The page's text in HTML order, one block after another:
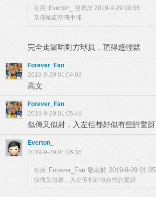
引用: Everton_ 發表於 2019-9-29 00:56
又係輸高空傳中球
完全走漏哂對方球員，頂得超輕鬆
Forever_Fan
2019-9-29 01:04:03
高文
Forever_Fan
2019-9-29 01:05:49
似傳又似射，入左佢都好似有些許驚訝
Everton_
2019-9-29 01:06:36
引用: Forever_Fan 發表於 2019-9-29 01:05
似傳又似射，入左佢都好似有些許驚訝